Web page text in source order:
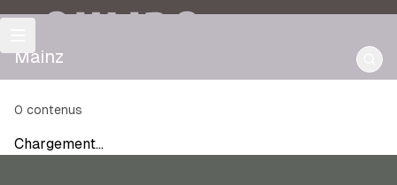
OULIPO
Mainz
0 contenus
Chargement…